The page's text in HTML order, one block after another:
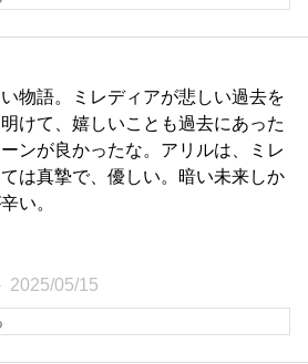
物語。ミレディアが悲しい過去を
けて、嬉しいことも過去にあった
ンが良かったな。アリルは、ミレ
は真摯で、優しい。暗い未来しか
い。
2025/05/15